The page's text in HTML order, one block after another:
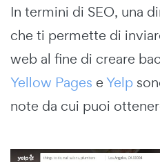
In termini di SEO, una
che ti permette di
web al fine di creare
Yellow Pages eYelp
note da cui puoi